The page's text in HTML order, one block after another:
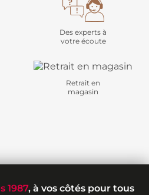
Des experts à
votre écoute
Retrait en
magasin
1987, à vos côtés pour tous